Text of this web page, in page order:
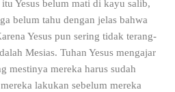
Yesus belum mati di kayu salib,
belum tahu dengan jelas bahwa
Yesus pun sering tidak terang-
Mesias. Tuhan Yesus mengajar
mestinya mereka harus sudah
lakukan sebelum mereka